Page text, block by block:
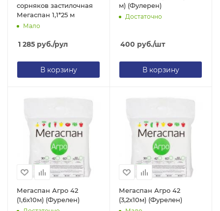
сорняков застилочная
Мегаспан 1,1*25 м
Мало
1 285 руб./рул
В корзину
м) (Фулерен)
Достаточно
400 руб./шт
В корзину
Мегаспан Агро 42
(1,6х10м) (Фурелен)
Мегаспан Агро 42
(3,2х10м) (Фурелен)